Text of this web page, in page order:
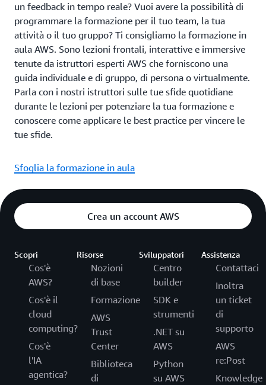
un feedback in tempo reale? Vuoi avere la possibilità di
programmare la formazione per il tuo team, la tua
attività o il tuo gruppo? Ti consigliamo la formazione in
aula AWS. Sono lezioni frontali, interattive e immersive
tenute da istruttori esperti AWS che forniscono una
guida individuale e di gruppo, di persona o virtualmente.
Parla con i nostri istruttori sulle tue sfide quotidiane
durante le lezioni per potenziare la tua formazione e
conoscere come applicare le best practice per vincere le
tue sfide.
Sfoglia la formazione in aula
Crea un account AWS
Scopri
Cos'è
AWS?
Cos'è il
cloud
computing?
Cos'è
l'IA
agentica?
Risorse
Nozioni
di base
Formazione
AWS
Trust
Center
Biblioteca
di
Sviluppatori
Centro
builder
SDK e
strumenti
.NET su
AWS
Python
su AWS
Assistenza
Contattaci
Inoltra
un ticket
di
supporto
AWS
re:Post
Knowledge